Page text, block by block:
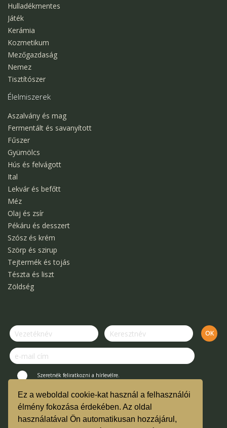
Ez a weboldal cookie-kat használ a felhasználói
élmény fokozása érdekében. Az oldal
használatával Ön automatikusan hozzájárul,
Hulladékmentes
Játék
Kerámia
Kozmetikum
Mezőgazdaság
Nemez
Tisztítószer
Élelmiszerek
Aszalvány és mag
Fermentált és savanyított
Fűszer
Gyümölcs
Hús és felvágott
Ital
Lekvár és befőtt
Méz
Olaj és zsír
Pékáru és desszert
Szósz és krém
Szörp és szirup
Tejtermék és tojás
Tészta és liszt
Zöldség
Szeretnék feliratkozni a hírlevélre.
© Kertek Íze Bevásárló Közösség.
Vásárlási útmutató és ÁSZF